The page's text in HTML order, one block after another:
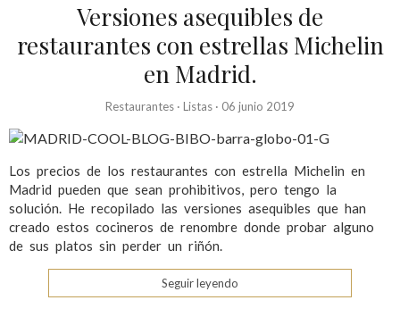
Versiones asequibles de
restaurantes con estrellas Michelin
en Madrid.
Restaurantes · Listas · 06 junio 2019
Los precios de los restaurantes con estrella Michelin en
Madrid pueden que sean prohibitivos, pero tengo la
solución. He recopilado las versiones asequibles que han
creado estos cocineros de renombre donde probar alguno
de sus platos sin perder un riñón.
Seguir leyendo